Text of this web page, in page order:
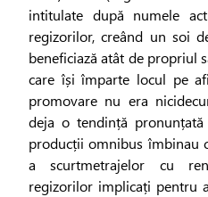
intitulate după numele
regizorilor, creând un soi
beneficiază atât de propriul
care își împarte locul pe
promovare nu era
deja o tendință
producții omnibus îmbinau
a scurtmetrajelor cu
regizorilor implicați pentru